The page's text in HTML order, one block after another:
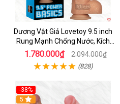
Dương Vật Giả Lovetoy 9.5 inch
Rung Mạnh Chống Nước, Kích
Thích Đỉnh
1.780.000₫ 2.094.000₫
(828)
-38%
Hot
5